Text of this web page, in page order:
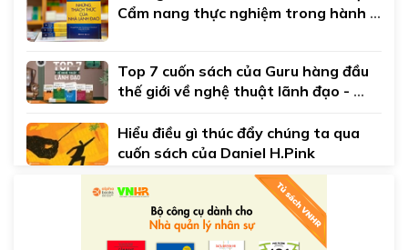
Cẩm nang thực nghiệm trong hành
Top 7 cuốn sách của Guru hàng đầu
thế giới về nghệ thuật lãnh đạo -
Hiểu điều gì thúc đẩy chúng ta qua
cuốn sách của Daniel H.Pink